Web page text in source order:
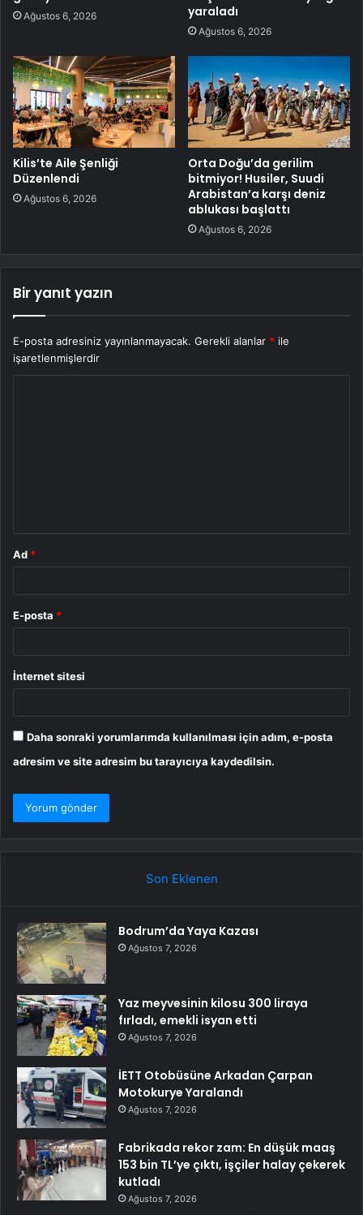
Ağustos 6, 2026
yaraladı
Ağustos 6, 2026
Kilis’te Aile Şenliği
Düzenlendi
Ağustos 6, 2026
Orta Doğu’da gerilim
bitmiyor! Husiler, Suudi
Arabistan’a karşı deniz
ablukası başlattı
Ağustos 6, 2026
Bir yanıt yazın
E-posta adresiniz yayınlanmayacak. Gerekli alanlar * ile
işaretlenmişlerdir
Ad *
E-posta *
İnternet sitesi
Daha sonraki yorumlarımda kullanılması için adım, e-posta
adresim ve site adresim bu tarayıcıya kaydedilsin.
Son Eklenen
Bodrum’da Yaya Kazası
Ağustos 7, 2026
Yaz meyvesinin kilosu 300 liraya
fırladı, emekli isyan etti
Ağustos 7, 2026
İETT Otobüsüne Arkadan Çarpan
Motokurye Yaralandı
Ağustos 7, 2026
Fabrikada rekor zam: En düşük maaş
153 bin TL’ye çıktı, işçiler halay çekerek
kutladı
Ağustos 7, 2026